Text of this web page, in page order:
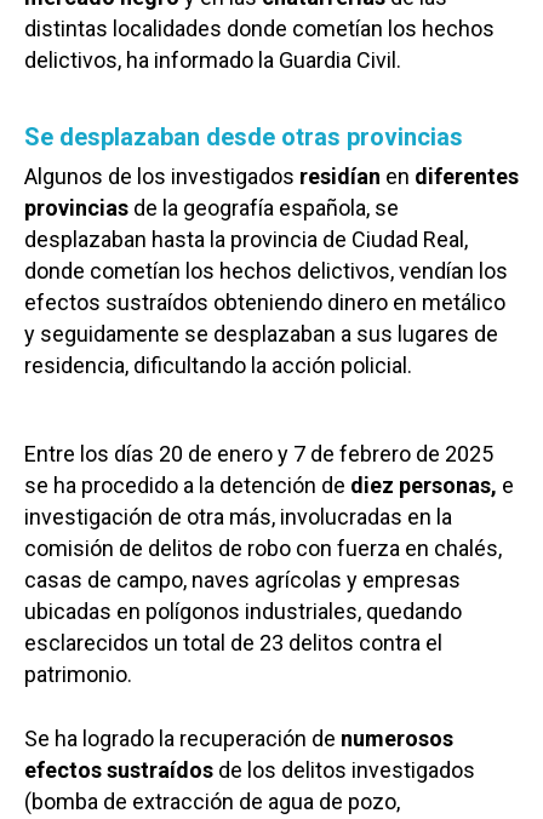
distintas localidades donde cometían los hechos
delictivos, ha informado la Guardia Civil.
Se desplazaban desde otras provincias
Algunos de los investigados residían en diferentes
provincias de la geografía española, se
desplazaban hasta la provincia de Ciudad Real,
donde cometían los hechos delictivos, vendían los
efectos sustraídos obteniendo dinero en metálico
y seguidamente se desplazaban a sus lugares de
residencia, dificultando la acción policial.
Entre los días 20 de enero y 7 de febrero de 2025
se ha procedido a la detención de diez personas, e
investigación de otra más, involucradas en la
comisión de delitos de robo con fuerza en chalés,
casas de campo, naves agrícolas y empresas
ubicadas en polígonos industriales, quedando
esclarecidos un total de 23 delitos contra el
patrimonio.
Se ha logrado la recuperación de numerosos
efectos sustraídos de los delitos investigados
(bomba de extracción de agua de pozo,